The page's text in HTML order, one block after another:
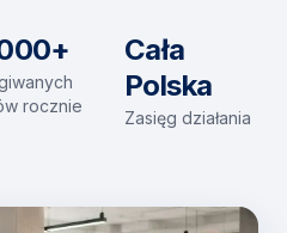
rocznie
Cała
Polska
Zasięg działania